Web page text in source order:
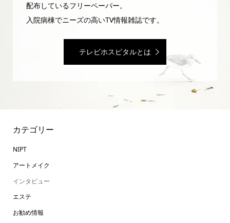
配布しているフリーペーパー。
入院病棟でニーズの高いTV情報雑誌です。
テレビホスピタルとは
カテゴリー
NIPT
アートメイク
インタビュー
エステ
お勧め情報